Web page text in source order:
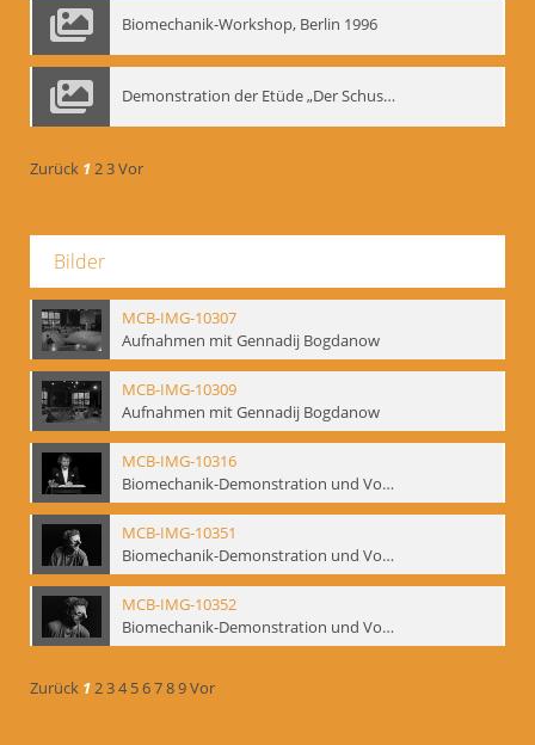
Biomechanik-Workshop, Berlin 1996
Demonstration der Etüde „Der Schuss mit dem Bogen“ durch Gennadij Nikolajewitsch Bogdanow, Berlin 1991
Zurück 123Vor
Bilder
MCB-IMG-10307
Aufnahmen mit Gennadij Bogdanow
MCB-IMG-10309
Aufnahmen mit Gennadij Bogdanow
MCB-IMG-10316
Biomechanik-Demonstration und Vortrag, Berliner Ensemble, 04.10.1991
MCB-IMG-10351
Biomechanik-Demonstration und Vortrag, Berliner Ensemble, 04.10.1991
MCB-IMG-10352
Biomechanik-Demonstration und Vortrag, Berliner Ensemble, 04.10.1991
Zurück 1234 56789Vor